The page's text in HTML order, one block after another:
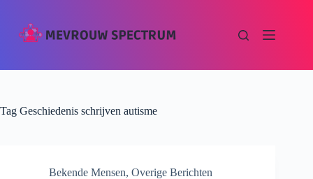
Tag Geschiedenis schrijven autisme
Bekende Mensen, Overige Berichten